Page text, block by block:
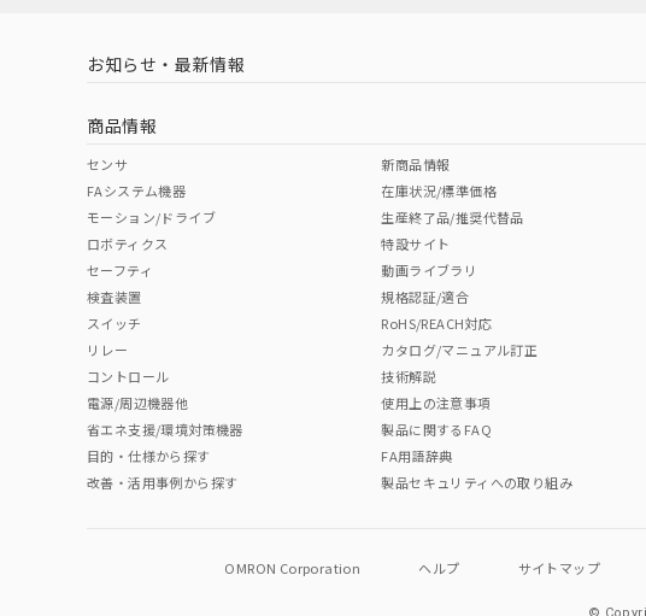
取りつけ穴加工図
中国 RoHS 注意事項・凡例
中国 RoHS表
Pb Hg Cr(VI)
"対応済み"や非含有の記載がされた商品であっても、流通在庫等で未対
非含有品が必要な際は、弊社営業部門もしくは販売店へお問い合わせくだ
（イギリス
（ノルウェー
お知らせ・最新情報
商品情報
センサ
FAシステム機器
モーション/ドライブ
ロボティクス
セーフティ
検査装置
スイッチ
リレー
コントロール
電源/周辺機器他
省エネ支援/環境対策機器
目的・仕様から探す
改善・活用事例から探す
新商品情報
在庫状況/標準価格
生産終了品/推奨代替品
特設サイト
動画ライブラリ
規格認証/適合
RoHS/REACH対応
カタログ/マニュアル訂正
技術解説
使用上の注意事項
製品に関するFAQ
FA用語辞典
製品セキュリティへの取り組み
OMRON Corporation ヘルプ サイトマップ